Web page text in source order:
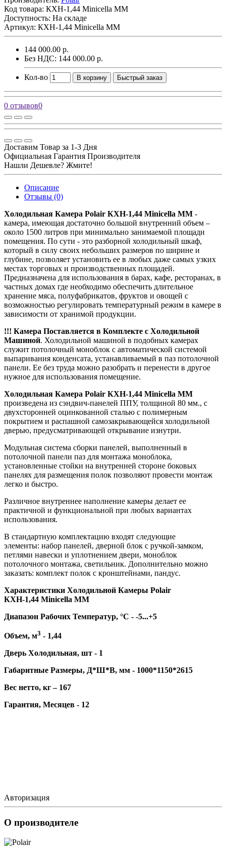
Код товара: КХН-1,44 Minicella MM
Доступность: На складе
Артикул: КХН-1,44 Minicella MM
144 000.00 р.
Без НДС: 144 000.00 р.
Кол-во В корзину Быстрый заказ
0 отзывов0
Доставим Товар за 1-3 Дня
Официальная Гарантия Производителя
Нашли Дешевле? Жмите!
Описание
Отзывы (0)
Холодильная Камера Polair КХН-1,44 Minicella MM -
камера, имеющая достаточно большой внутренний объем –
около 1500 литров при минимально занимаемой площади
помещения. По сути - это разборной холодильный шкаф,
который в силу своих небольших размеров по ширине и
глубине, позволяет установить ее в любых даже самых узких
местах торговых и производственных площадей.
Предназначена для использования в барах, кафе, ресторанах, в
частных домах где необходимо обеспечить длительное
хранение мяса, полуфабрикатов, фруктов и овощей с
возможностью регулировать температурный режим в камере в
зависимости от хранимой продукции.
!!! Камера Поставляется в Комплекте с Холодильной
Машиной. Холодильной машиной в подобных камерах
служит потолочный моноблок с автоматической системой
выпаривания конденсата, устанавливаемый в паз потолочной
панели. Ее без труда можно разобрать и перенести в другое
нужное для использования помещение.
Холодильная Камера Polair КХН-1,44 Minicella MM
произведена из сэндвич-панелей ППУ, толщиной 80 мм., с
двухсторонней оцинкованной сталью с полимерным
покрытием и распашной самозакрывающейся холодильной
дверью, предусматривающей открывание изнутри.
Модульная система сборки панелей, выполненный в
потолочной панели паз для монтажа моноблока,
установленные стойки на внутренней стороне боковых
панелях для размещения полок позволяют провести монтаж
легко и быстро.
Различное внутреннее наполнение камеры делает ее
практичной и функциональной при любых вариантах
использования.
В стандартную комплектацию входят следующие
элементы: набор панелей, дверной блок с ручкой-замком,
петлями навески и уплотнением двери, моноблок
потолочного монтажа, светильник. Дополнительно можно
заказать: комплект полок с кронштейнами, пандус.
Характеристики Холодильной Камеры Polair
КХН-1,44 Minicella MM
Диапазон Рабочих Температур, °C - -5...+5
Объем, м3 - 1,44
Дверь Холодильная, шт - 1
Габаритные Размеры, Д*Ш*В, мм - 1000*1150*2615
Вес нетто, кг – 167
Гарантия, Месяцев - 12
Авторизация
О производителе